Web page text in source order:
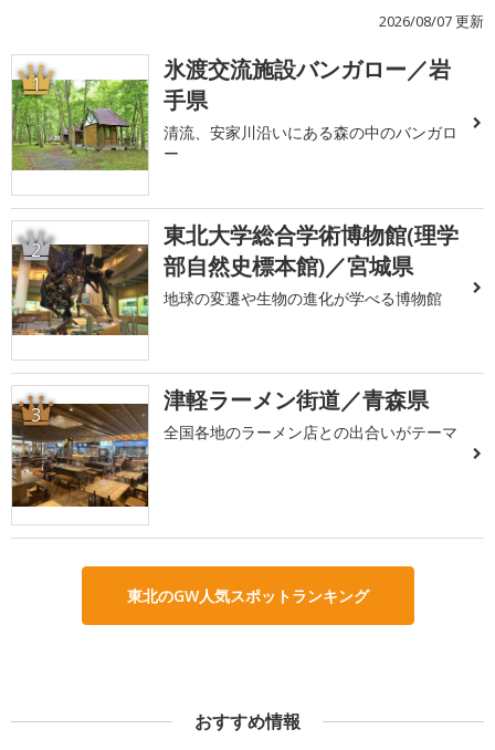
2026/08/07 更新
1
氷渡交流施設バンガロー／岩
手県
清流、安家川沿いにある森の中のバンガロ
ー
2
東北大学総合学術博物館(理学
部自然史標本館)／宮城県
地球の変遷や生物の進化が学べる博物館
3 津軽ラーメン街道／青森県
全国各地のラーメン店との出合いがテーマ
東北のGW人気スポットランキング
おすすめ情報